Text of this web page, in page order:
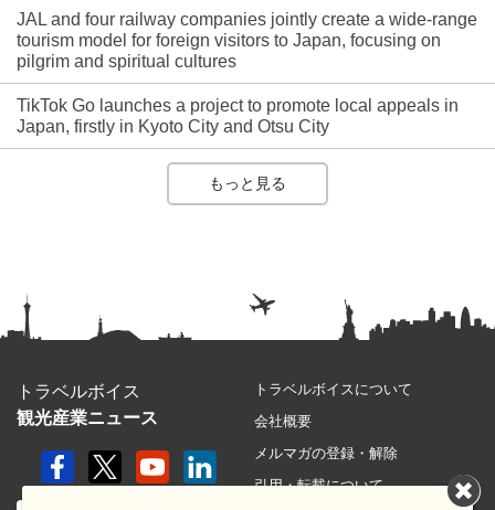
JAL and four railway companies jointly create a wide-range
tourism model for foreign visitors to Japan, focusing on
pilgrim and spiritual cultures
TikTok Go launches a project to promote local appeals in
Japan, firstly in Kyoto City and Otsu City
もっと見る
トラベルボイス
観光産業ニュース
トラベルボイスについて
会社概要
メルマガの登録・解除
引用・転載について